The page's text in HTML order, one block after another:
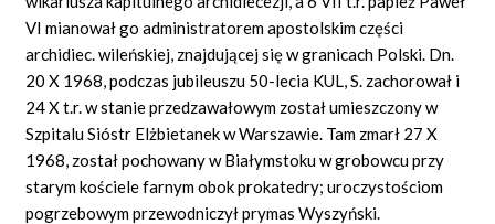
VI mianował go administratorem apostolskim części
archidiec. wileńskiej, znajdującej się w granicach Polski. Dn.
20 X 1968, podczas jubileuszu 50-lecia KUL, S. zachorował i
24 X t.r. w stanie przedzawałowym został umieszczony w
Szpitalu Sióstr Elżbietanek w Warszawie. Tam zmarł 27 X
1968, został pochowany w Białymstoku w grobowcu przy
starym kościele farnym obok prokatedry; uroczystościom
pogrzebowym przewodniczył prymas Wyszyński.